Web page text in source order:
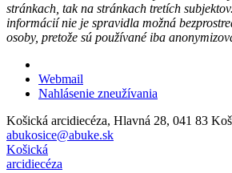
stránkach, tak na stránkach tretích
informácií nie je spravidla možná
osoby, pretože sú používané iba
Webmail
Nahlásenie zneužívania
Košická arcidiecéza, Hlavná 28, 041 83
abukosice@abuke.sk
Košická
arcidiecéza